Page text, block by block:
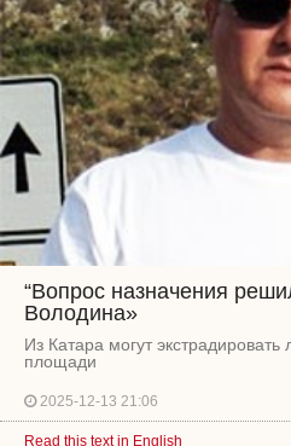
“Вопрос назначения
Володина»
Из Катара могут
площади
2025-12-13 21:06
Read this text in English